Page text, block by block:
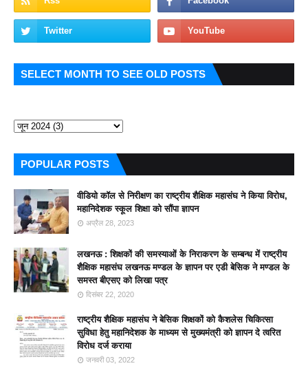
SELECT MONTH TO SEE OLD POSTS
POPULAR POSTS
वीडियो कॉल से निरीक्षण का राष्ट्रीय शैक्षिक महासंघ ने किया विरोध,
महानिदेशक स्कूल शिक्षा को सौंपा ज्ञापन
अप्रैल 28, 2023
लखनऊ : शिक्षकों की समस्याओं के निराकरण के सम्बन्ध में राष्ट्रीय
शैक्षिक महासंघ लखनऊ मण्डल के ज्ञापन पर एडी बेसिक ने मण्डल के
समस्त बीएसए को लिखा पत्र
दिसंबर 22, 2020
राष्ट्रीय शैक्षिक महासंघ ने बेसिक शिक्षकों को कैशलेस चिकित्सा
सुविधा हेतु महानिदेशक के माध्यम से मुख्यमंत्री को ज्ञापन दे त्वरित
विरोध दर्ज कराया
जनवरी 03, 2022